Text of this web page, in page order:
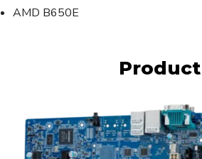
AMD B650E
Product